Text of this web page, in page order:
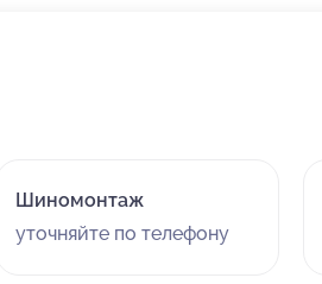
Шиномонтаж
уточняйте по телефону